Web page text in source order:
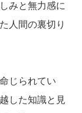
みと無力感に
人間の裏切り
じられてい
した知識と見